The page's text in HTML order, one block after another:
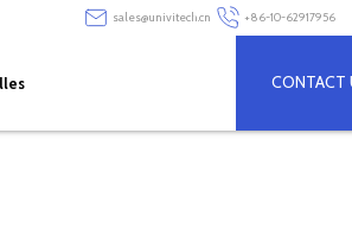
sales@univitech.cn +86-10-62917956
CONTACT